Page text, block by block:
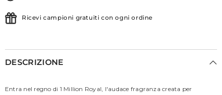
Ricevi campioni gratuiti con ogni ordine
DESCRIZIONE
Entra nel regno di 1 Million Royal, l'audace fragranza creata per